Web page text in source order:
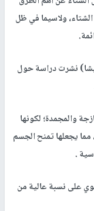
ولاسيما في ظل
نشرت دراسة حول
والمجمدة؛ لكونها
مما يجعلها تمنح الجسم
.
على نسبة عالية من